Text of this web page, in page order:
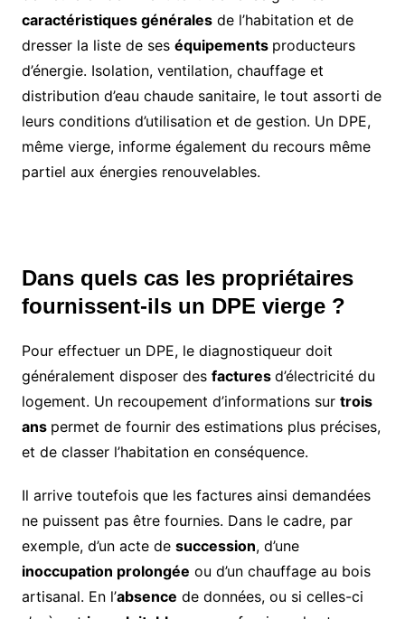
caractéristiques généralesde l’habitation et de
dresser la liste de ses équipements producteurs
d’énergie. Isolation, ventilation, chauffage et
distribution d’eau chaude sanitaire, le tout assorti de
leurs conditions d’utilisation et de gestion. Un DPE,
même vierge, informe également du recours même
partiel aux énergies renouvelables.
Dans quels cas les propriétaires
fournissent-ils un DPE vierge ?
Pour effectuer un DPE, le diagnostiqueur doit
généralement disposer des factures d’électricité du
logement. Un recoupement d’informations sur trois
ans permet de fournir des estimations plus précises,
et de classer l’habitation en conséquence.
Il arrive toutefois que les factures ainsi demandées
ne puissent pas être fournies. Dans le cadre, par
exemple, d’un acte de succession, d’une
inoccupation prolongée ou d’un chauffage au bois
artisanal. En l’absence de données, ou si celles-ci